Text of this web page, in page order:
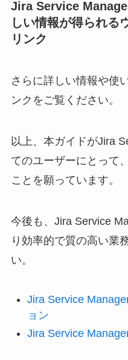
Jira Service
しい情報が得られる
リンク
さらに詳しい情報や使
ンクをご覧ください。
以上、本ガイドがJira
てのユーザーにとって
ことを願っています。
今後も、Jira Service
り効率的で質の高い業
い。
Jira Service
ョン
Jira Service